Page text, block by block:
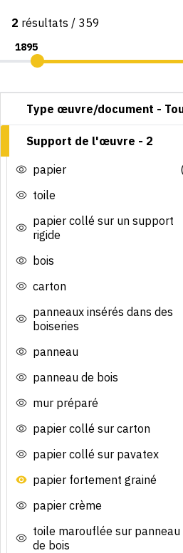
Consultation par
2 résultats / 359
Type œuvre/document -
Support de l'œuvre - 2
papier
toile
papier collé sur un support
rigide
bois
carton
panneaux insérés dans des
boiseries
panneau
panneau de bois
mur préparé
papier collé sur carton
papier collé sur pavatex
papier fortement grainé
papier crème
toile marouflée sur panneau
de bois